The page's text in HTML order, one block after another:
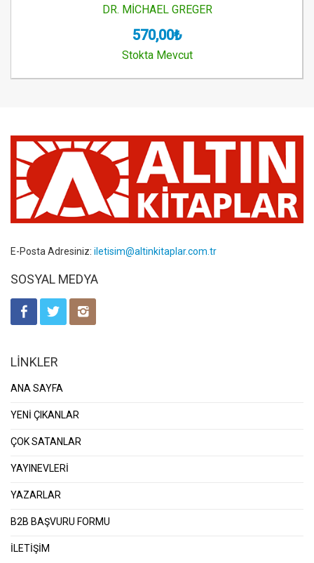
DR. MİCHAEL GREGER
570,00₺
Stokta Mevcut
E-Posta Adresiniz: iletisim@altinkitaplar.com.tr
SOSYAL MEDYA
LİNKLER
ANA SAYFA
YENİ ÇIKANLAR
ÇOK SATANLAR
YAYINEVLERİ
YAZARLAR
B2B BAŞVURU FORMU
İLETİŞİM